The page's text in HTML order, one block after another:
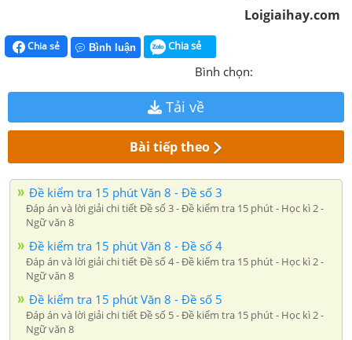
Loigiaihay.com
Chia sẻ Bình luận Chia sẻ
Bình chọn:
Tải về
Bài tiếp theo
Đề kiểm tra 15 phút Văn 8 - Đề số 3
Đáp án và lời giải chi tiết Đề số 3 - Đề kiểm tra 15 phút - Học kì 2 -
Ngữ văn 8
Đề kiểm tra 15 phút Văn 8 - Đề số 4
Đáp án và lời giải chi tiết Đề số 4 - Đề kiểm tra 15 phút - Học kì 2 -
Ngữ văn 8
Đề kiểm tra 15 phút Văn 8 - Đề số 5
Đáp án và lời giải chi tiết Đề số 5 - Đề kiểm tra 15 phút - Học kì 2 -
Ngữ văn 8